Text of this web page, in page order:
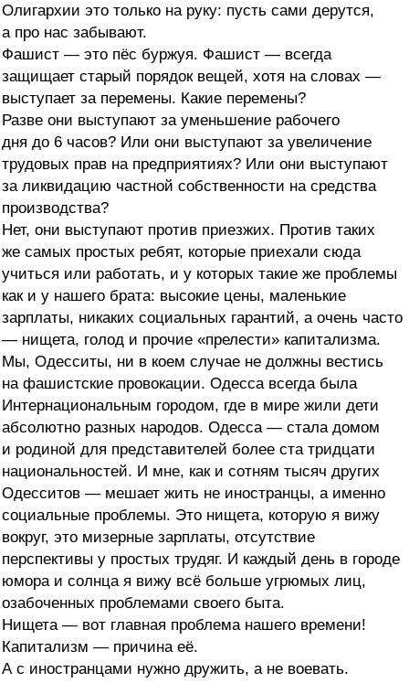
Олигархии это только на руку: пусть сами дерутся,
а про нас забывают.
Фашист — это пёс буржуя. Фашист — всегда
защищает старый порядок вещей, хотя на словах —
выступает за перемены. Какие перемены?
Разве они выступают за уменьшение рабочего
дня до 6 часов? Или они выступают за увеличение
трудовых прав на предприятиях? Или они выступают
за ликвидацию частной собственности на средства
производства?
Нет, они выступают против приезжих. Против таких
же самых простых ребят, которые приехали сюда
учиться или работать, и у которых такие же проблемы
как и у нашего брата: высокие цены, маленькие
зарплаты, никаких социальных гарантий, а очень часто
— нищета, голод и прочие «прелести» капитализма.
Мы, Одесситы, ни в коем случае не должны вестись
на фашистские провокации. Одесса всегда была
Интернациональным городом, где в мире жили дети
абсолютно разных народов. Одесса — стала домом
и родиной для представителей более ста тридцати
национальностей. И мне, как и сотням тысяч других
Одесситов — мешает жить не иностранцы, а именно
социальные проблемы. Это нищета, которую я вижу
вокруг, это мизерные зарплаты, отсутствие
перспективы у простых трудяг. И каждый день в городе
юмора и солнца я вижу всё больше угрюмых лиц,
озабоченных проблемами своего быта.
Нищета — вот главная проблема нашего времени!
Капитализм — причина её.
А с иностранцами нужно дружить, а не воевать.